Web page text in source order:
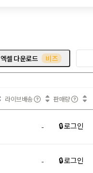
엑셀 다운로드 비즈
라이브배송 판매량
- 🔒 로그인
- 🔒 로그인